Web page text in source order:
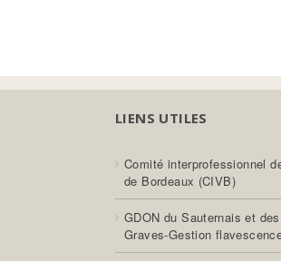
LIENS UTILES
Comité interprofessionnel
de Bordeaux (CIVB)
GDON du Sauternais et des
Graves-Gestion